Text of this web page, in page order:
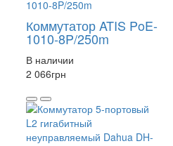
Коммутатор ATIS PoE-
1010-8P/250m
В наличии
2 066грн